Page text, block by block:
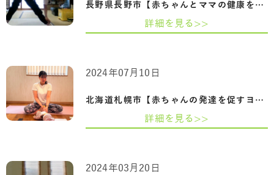
長野県長野市【赤ちゃんとママの健康を守…
詳細を見る>>
北海道札幌市【赤ちゃんの発達を促すヨガ…
2024年07月10日
詳細を見る>>
2024年03月20日